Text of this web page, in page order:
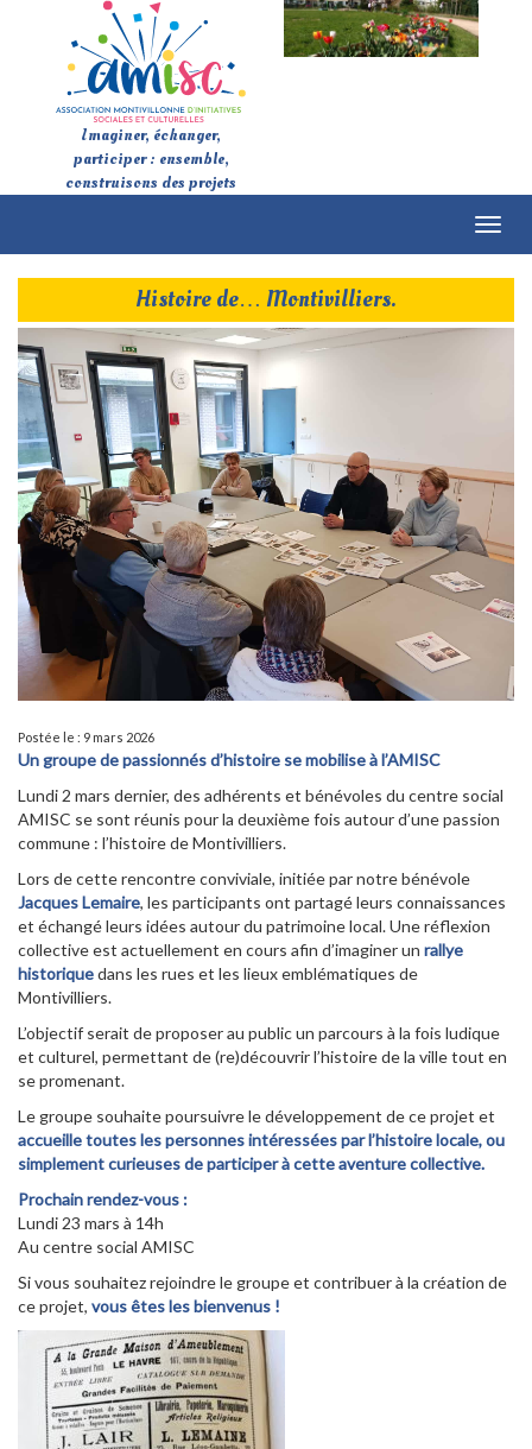
Imaginer, échanger,
participer : ensemble,
construisons des projets
Histoire de… Montivilliers.
Postée le : 9 mars 2026
Un groupe de passionnés d’histoire se mobilise à l’AMISC
Lundi 2 mars dernier, des adhérents et bénévoles du centre social
AMISC se sont réunis pour la deuxième fois autour d’une passion
commune : l’histoire de Montivilliers.
Lors de cette rencontre conviviale, initiée par notre bénévole
Jacques Lemaire, les participants ont partagé leurs connaissances
et échangé leurs idées autour du patrimoine local. Une réflexion
collective est actuellement en cours afin d’imaginer un rallye
historiquedans les rues et les lieux emblématiques de
Montivilliers.
L’objectif serait de proposer au public un parcours à la fois ludique
et culturel, permettant de (re)découvrir l’histoire de la ville tout en
se promenant.
Le groupe souhaite poursuivre le développement de ce projet et
accueille toutes les personnes intéressées par l’histoire locale, ou
simplement curieuses de participer à cette aventure collective.
Prochain rendez-vous :
Lundi 23 mars à 14h
Au centre social AMISC
Si vous souhaitez rejoindre le groupe et contribuer à la création de
ce projet, vous êtes les bienvenus !